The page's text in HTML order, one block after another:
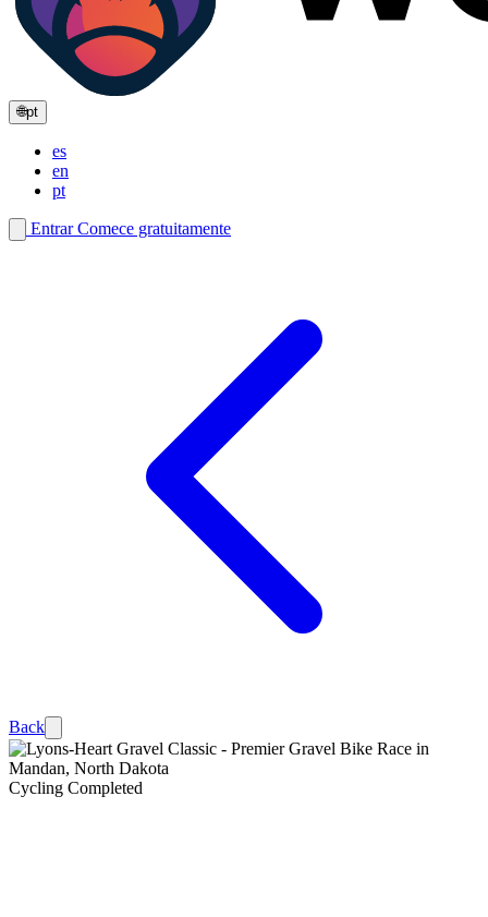
🌐pt
es
en
pt
EntrarComece gratuitamente
Back
Cycling Completed